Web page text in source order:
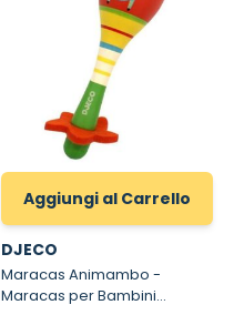
Aggiungi al Carrello
DJECO
Maracas Animambo -
Maracas per Bambini